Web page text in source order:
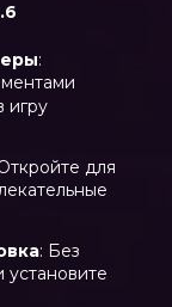
:
игру
для
: Без
установите